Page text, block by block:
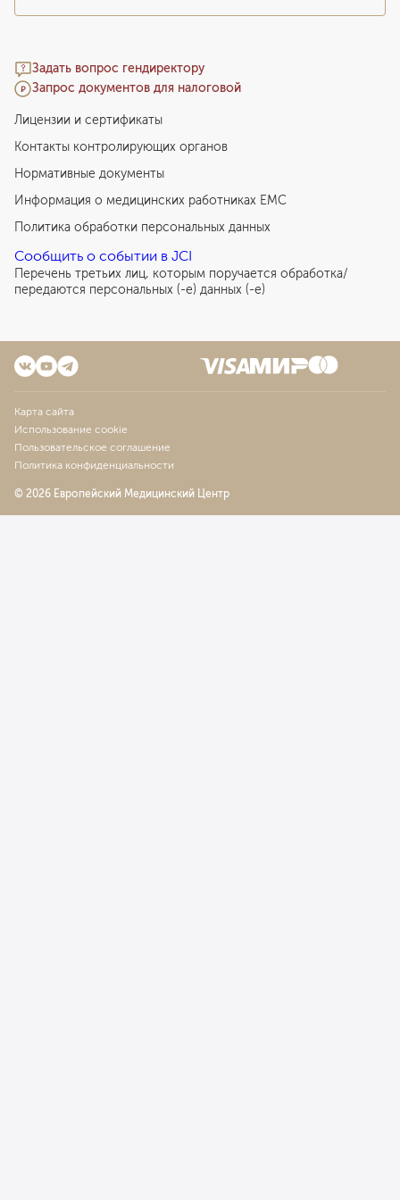
Задать вопрос гендиректору
Запрос документов для налоговой
Лицензии и сертификаты
Контакты контролирующих органов
Нормативные документы
Информация о медицинских работниках EMC
Политика обработки персональных данных
Сообщить о событии в JCI
Перечень третьих лиц, которым поручается обработка/
передаются персональных (-е) данных (-е)
Карта сайта
Использование cookie
Пользовательское соглашение
Политика конфиденциальности
© 2026 Европейский Медицинский Центр